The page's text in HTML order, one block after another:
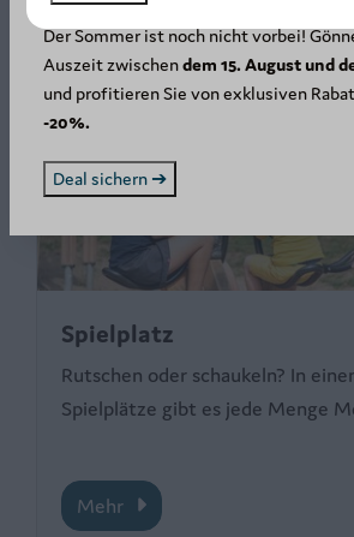
Im Park
Spielplatz
Rutschen oder schaukeln? In
Spielplätze gibt es jede Menge
Mehr
Der Sommer ist noch nicht vorbei!
Auszeit zwischendem 15. August und
und profitieren Sie von exklusiven
-20%.
Deal sichern ➔